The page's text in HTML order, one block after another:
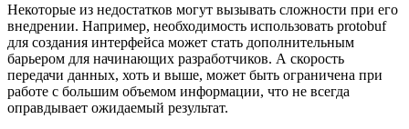
Некоторые из недостатков могут вызывать сложности при его
внедрении. Например, необходимость использовать protobuf
для создания интерфейса может стать дополнительным
барьером для начинающих разработчиков. А скорость
передачи данных, хоть и выше, может быть ограничена при
работе с большим объемом информации, что не всегда
оправдывает ожидаемый результат.